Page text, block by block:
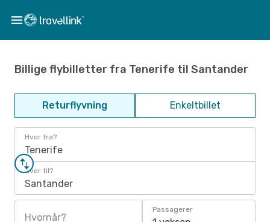
Billige flybilletter fra Tenerife til Santander
Returflyvning Enkeltbillet
Hvor fra?
Tenerife
Hvor til?
Santander
Hvornår?
Passagerer